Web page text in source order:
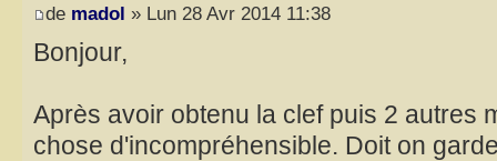
de madol » Lun 28 Avr 2014 11:38
Bonjour,
Après avoir obtenu la clef puis 2 autres
chose d'incompréhensible. Doit on